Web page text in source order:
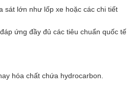
sát lớn như lốp xe hoặc các chi tiết
ứng đầy đủ các tiêu chuẩn quốc tế
hóa chất chứa hydrocarbon.